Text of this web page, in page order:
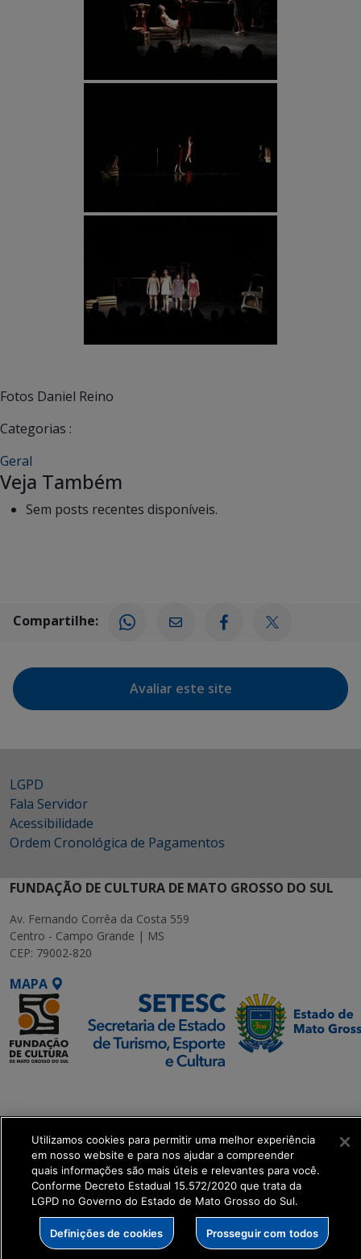
Fotos Daniel Reino
Categorias :
Geral
Veja Também
Sem posts recentes disponíveis.
Compartilhe:
Avaliar este site
LGPD
Fala Servidor
Acessibilidade
Ordem Cronológica de Pagamentos
FUNDAÇÃO DE CULTURA DE MATO GROSSO DO SUL
Av. Fernando Corrêa da Costa 559
Centro - Campo Grande | MS
CEP: 79002-820
MAPA
get_footer();
Utilizamos cookies para permitir uma melhor experiência
em nosso website e para nos ajudar a compreender
quais informações são mais úteis e relevantes para você.
Conforme Decreto Estadual 15.572/2020 que trata da
LGPD no Governo do Estado de Mato Grosso do Sul.
Definições de cookies Prosseguir com todos